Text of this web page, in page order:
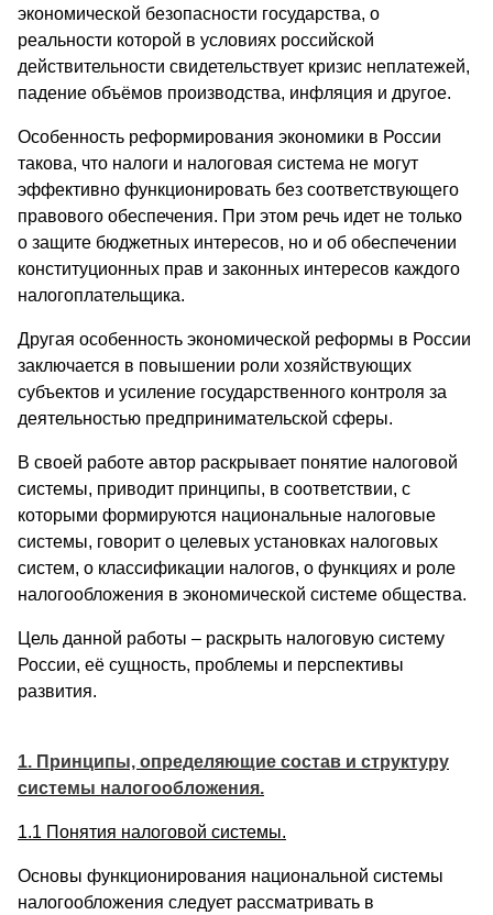
экономической безопасности государства, о
реальности которой в условиях российской
действительности свидетельствует кризис неплатежей,
падение объёмов производства, инфляция и другое.
Особенность реформирования экономики в России
такова, что налоги и налоговая система не могут
эффективно функционировать без соответствующего
правового обеспечения. При этом речь идет не только
о защите бюджетных интересов, но и об обеспечении
конституционных прав и законных интересов каждого
налогоплательщика.
Другая особенность экономической реформы в России
заключается в повышении роли хозяйствующих
субъектов и усиление государственного контроля за
деятельностью предпринимательской сферы.
В своей работе автор раскрывает понятие налоговой
системы, приводит принципы, в соответствии, с
которыми формируются национальные налоговые
системы, говорит о целевых установках налоговых
систем, о классификации налогов, о функциях и роле
налогообложения в экономической системе общества.
Цель данной работы – раскрыть налоговую систему
России, её сущность, проблемы и перспективы
развития.
1. Принципы, определяющие состав и структуру
системы налогообложения.
1.1 Понятия налоговой системы.
Основы функционирования национальной системы
налогообложения следует рассматривать в